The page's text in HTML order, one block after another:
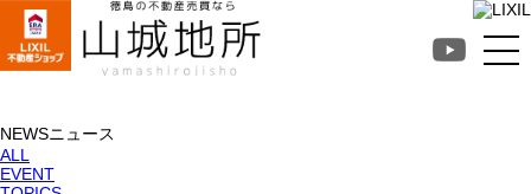
NEWSニュース
ALL
EVENT